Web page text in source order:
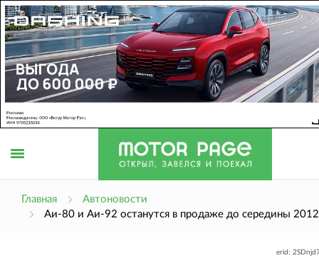
Главная
Автоновости
Аи-80 и Аи-92 останутся в продаже до середины 2012
erid: